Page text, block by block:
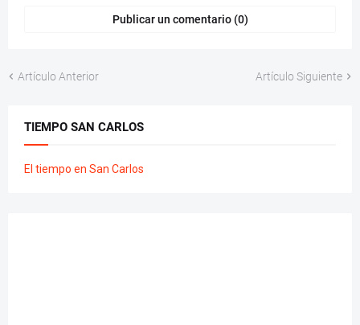
Publicar un comentario (0)
Artículo Anterior Artículo Siguiente
TIEMPO SAN CARLOS
El tiempo en San Carlos